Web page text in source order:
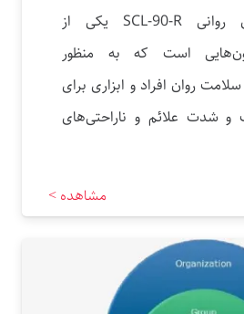
تست اختلال‌های روانی SCL-90-R یکی از
است که به منظور
روان افراد و ابزاری برای
و شدت علائم و ناراحتی‌های
مشاهده >